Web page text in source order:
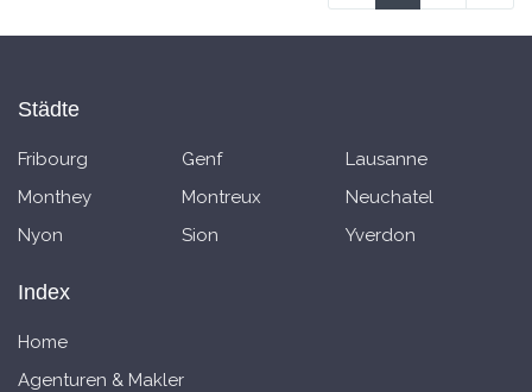
Städte
Fribourg Genf
Lausanne
Monthey
Montreux
Neuchatel
Nyon
Sion Yverdon
Index
Home
Agenturen & Makler